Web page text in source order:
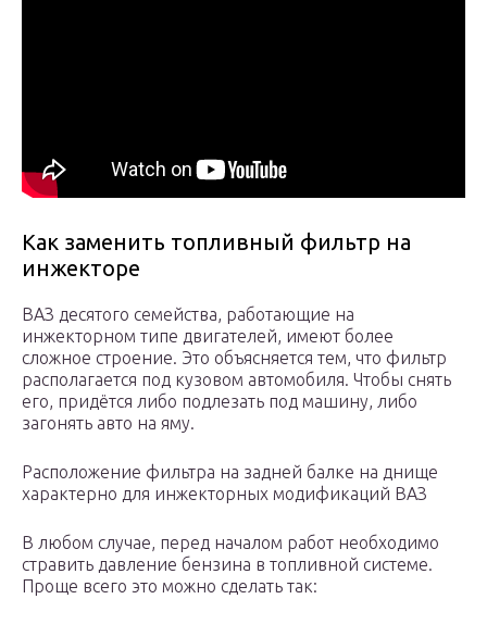
Как заменить топливный фильтр на
инжекторе
ВАЗ десятого семейства, работающие на
инжекторном типе двигателей, имеют более
сложное строение. Это объясняется тем, что фильтр
располагается под кузовом автомобиля. Чтобы снять
его, придётся либо подлезать под машину, либо
загонять авто на яму.
Расположение фильтра на задней балке на днище
характерно для инжекторных модификаций ВАЗ
В любом случае, перед началом работ необходимо
стравить давление бензина в топливной системе.
Проще всего это можно сделать так: